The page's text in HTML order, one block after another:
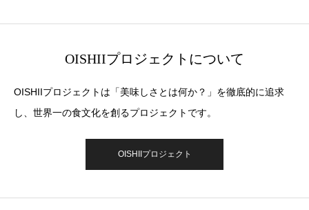
OISHIIプロジェクトについて
OISHIIプロジェクトは「美味しさとは何か？」を徹底的に追求
し、世界一の食文化を創るプロジェクトです。
OISHIIプロジェクト